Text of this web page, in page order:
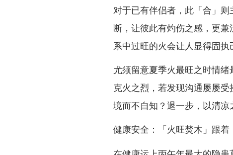
对于已有伴侣者，此「合」
断，让彼此有灼伤之感，更
系中过旺的火会让人显得固执
尤须留意夏季火最旺之时情
克火之烈，若发现沟通屡屡
境而不自知？退一步，以清凉
健康安全：「火旺焚木」跟